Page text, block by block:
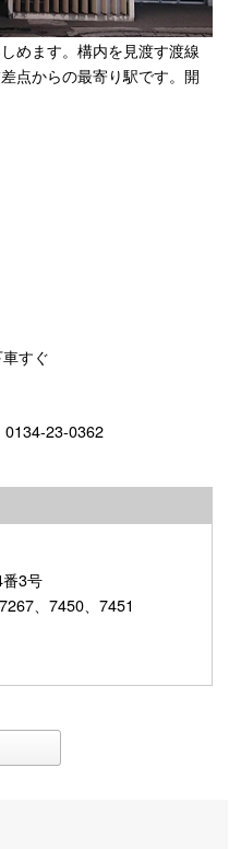
めます。構内を見渡す渡線
点からの最寄り駅です。開
すぐ
0134-23-0362
3号
、7450、7451